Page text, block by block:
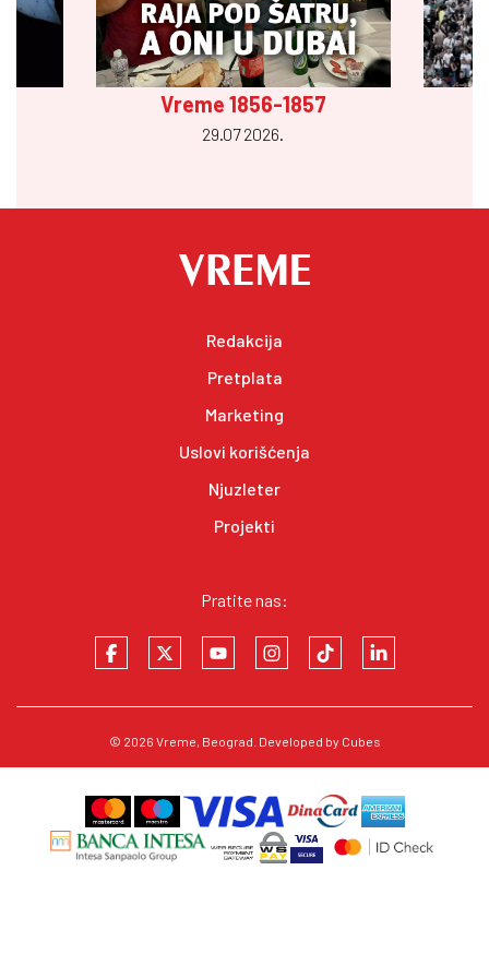
Vreme 1856-1857
29.07 2026.
Redakcija
Pretplata
Marketing
Uslovi korišćenja
Njuzleter
Projekti
Pratite nas:
© 2026 Vreme, Beograd. Developed by Cubes